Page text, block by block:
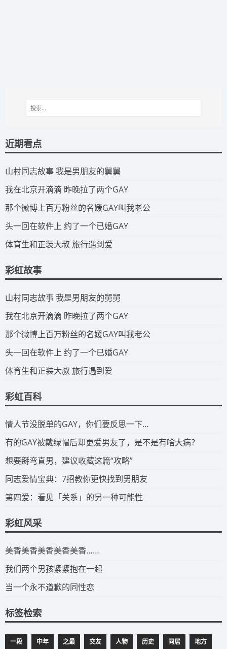
近期看点
​山村同志故事 我是男朋友的舅舅
​我在北京开滴滴 昨晚拉了两个GAY
​那个微博上百万粉丝的名媛GAY叫我老公
​头一回在软件上 约了一个已婚GAY
​体育生和正装大叔 旅行遇到爱
彩虹故事
​山村同志故事 我是男朋友的舅舅
​我在北京开滴滴 昨晚拉了两个GAY
​那个微博上百万粉丝的名媛GAY叫我老公
​头一回在软件上 约了一个已婚GAY
​体育生和正装大叔 旅行遇到爱
彩虹百科
​情人节没脱单的GAY，你们要反思一下…
​有的GAY被戴绿帽后却更爱男友了，是不是有啥大病？
​想要掰弯直男，建议收藏这篇“攻略”
​同志爱情宝典：7招教你更快找到男朋友
​第四爱：看见「关系」的另一种可能性
彩虹风采
​美香美香美香美香美香……
我们两个男孩紧紧抱在一起
当一个永不道歉的同性恋
标签检索
一段 中年 之最 交友 人物 历史 同居 地方